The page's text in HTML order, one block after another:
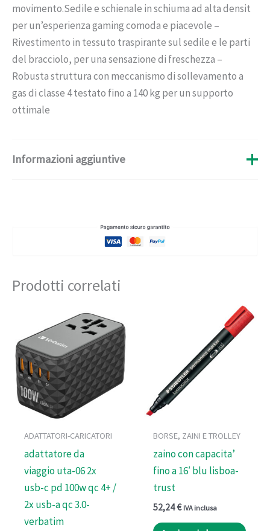
movimento.Sedile e schienale in schiuma ad alta densit
per un’esperienza gaming comoda e piacevole –
Rivestimento in tessuto traspirante sul sedile e le parti
del bracciolo, per una sensazione di freschezza –
Robusta struttura con meccanismo di sollevamento a
gas di classe 4 testato fino a 140 kg per un supporto
ottimale
Informazioni aggiuntive
TRUST
Pag. Catalogo 589
CodiceOD 99610
Prodotti correlati
ADATTATORI-CARICATORI
adattatore da
viaggio uta-06 2x
usb-c pd 100w qc 4+ /
2x usb-a qc 3.0-
verbatim
BORSE, ZAINI E TROLLEY
zaino con capacita’
fino a 16′ blu lisboa-
trust
52,24€ IVA inclusa